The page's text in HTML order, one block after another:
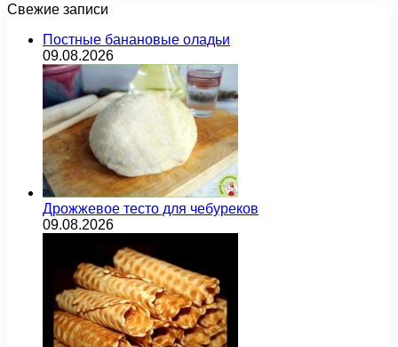
Свежие записи
Постные банановые оладьи
09.08.2026
Дрожжевое тесто для чебуреков
09.08.2026